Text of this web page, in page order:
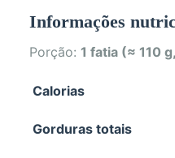
Informações
Porção: 1 fatia (≈ 110
Calorias
Gorduras totais